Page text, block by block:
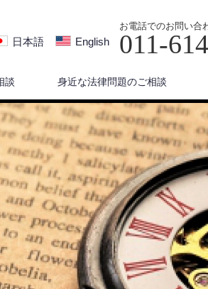
日本語 English
お電話でのお問い合
011-
談 身近な法律問題のご相談